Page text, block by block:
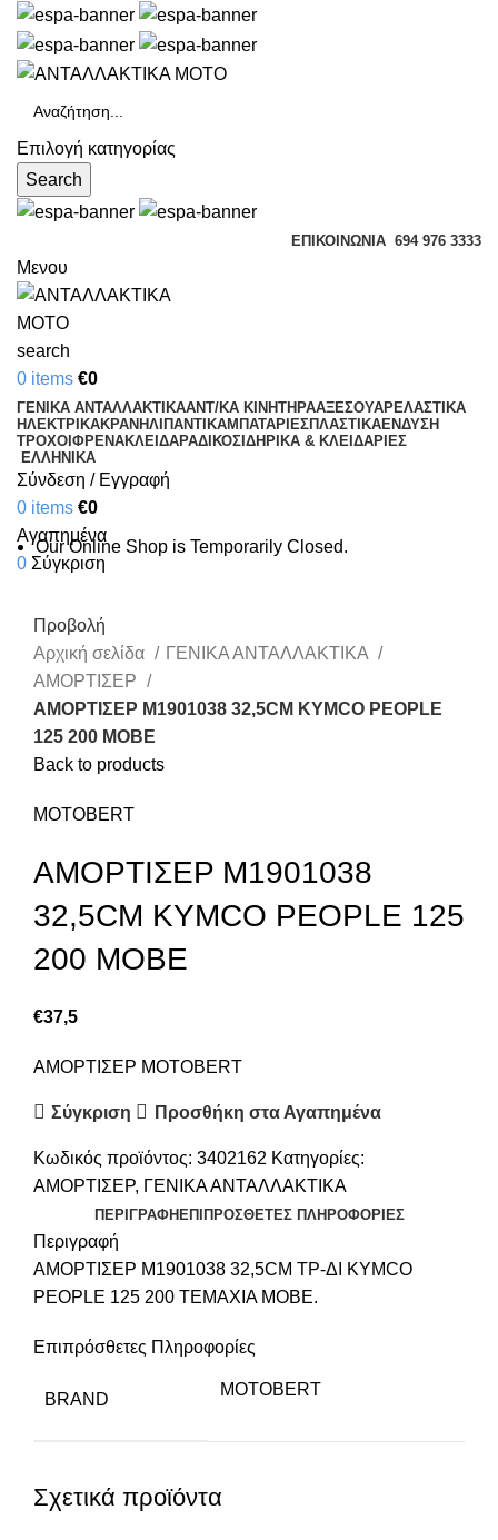
Επιλογή κατηγορίας
Search
ΕΠΙΚΟΙΝΩΝΊΑ 694 976 3333
Μενου
search
0 items €0
ΓΕΝΙΚΑ ΑΝΤΑΛΛΑΚΤΙΚΑΑΝΤ/ΚΑ ΚΙΝΗΤΗΡΑΑΞΕΣΟΥΑΡΕΛΑΣΤΙΚΑ
ΗΛΕΚΤΡΙΚΑΚΡΑΝΗΛΙΠΑΝΤΙΚΑΜΠΑΤΑΡΙΕΣΠΛΑΣΤΙΚΑΕΝΔΥΣΗ
ΤΡΟΧΟΙ ΦΡΕΝΑΚΛΕΙΔΑΡΑΔΙΚΟΣΙΔΗΡΙΚΑ & ΚΛΕΙΔΑΡΙΕΣ
ΕΛΛΗΝΙΚΆ
Σύνδεση / Εγγραφή
0 items €0
Αγαπημένα
0 Σύγκριση
Our Online Shop is Temporarily Closed.
Προβολή
Αρχική σελίδα
ΓΕΝΙΚΑ ΑΝΤΑΛΛΑΚΤΙΚΑ
ΑΜΟΡΤΙΣΕΡ
ΑΜΟΡΤΙΣΕΡ M1901038 32,5CM KYMCO PEOPLE
125 200 MOBE
Back to products
MOTOBERT
ΑΜΟΡΤΙΣΕΡ M1901038
32,5CM KYMCO PEOPLE 125
200 MOBE
€37,5
ΑΜΟΡΤΙΣΕΡ MOTOBERT
Σύγκριση Προσθήκη στα Αγαπημένα
Κωδικός προϊόντος: 3402162 Κατηγορίες:
ΑΜΟΡΤΙΣΕΡ, ΓΕΝΙΚΑ ΑΝΤΑΛΛΑΚΤΙΚΑ
ΠΕΡΙΓΡΑΦΉ ΕΠΙΠΡΌΣΘΕΤΕΣ ΠΛΗΡΟΦΟΡΊΕΣ
Περιγραφή
ΑΜΟΡΤΙΣΕΡ M1901038 32,5CM ΤΡ-ΔΙ KYMCO
PEOPLE 125 200 ΤΕΜΑΧΙΑ MOBE.
Επιπρόσθετες Πληροφορίες
BRAND
MOTOBERT
Σχετικά προϊόντα